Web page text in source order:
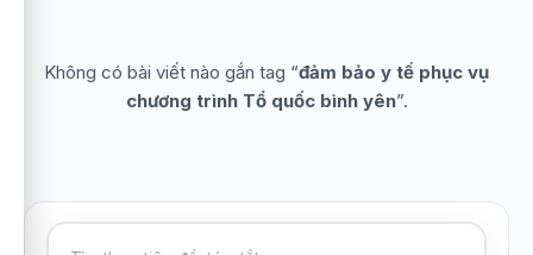
Không có bài viết nào gắn tag “đảm bảo y tế phục vụ
chương trình Tổ quốc bình yên”.